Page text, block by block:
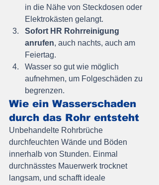
in die Nähe von Steckdosen oder
Elektrokästen gelangt.
Sofort HR Rohrreinigung
anrufen, auch nachts, auch am
Feiertag.
Wasser so gut wie möglich
aufnehmen, um Folgeschäden zu
begrenzen.
Wie ein Wasserschaden
durch das Rohr entsteht
Unbehandelte Rohrbrüche
durchfeuchten Wände und Böden
innerhalb von Stunden. Einmal
durchnässtes Mauerwerk trocknet
langsam, und schafft ideale